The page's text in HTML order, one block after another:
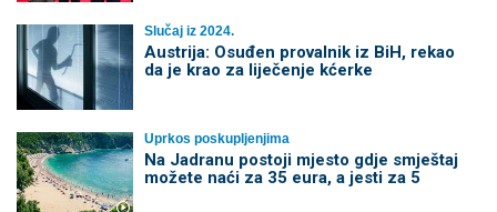
Slučaj iz 2024.
Austrija: Osuđen provalnik iz BiH, rekao
da je krao za liječenje kćerke
Uprkos poskupljenjima
Na Jadranu postoji mjesto gdje smještaj
možete naći za 35 eura, a jesti za 5